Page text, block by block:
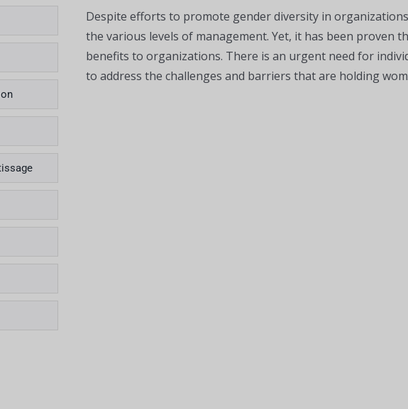
Despite efforts to promote gender diversity in
the various levels of management. Yet, it has been proven
benefits to organizations. There is an urgent need for
to address the challenges and barriers that are holding